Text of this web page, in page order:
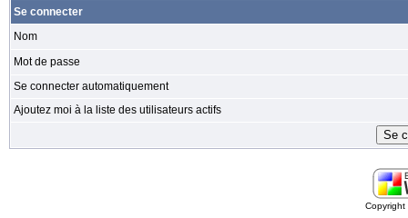
Se connecter
Nom
Mot de passe
Se connecter automatiquement
Ajoutez moi à la liste des utilisateurs actifs